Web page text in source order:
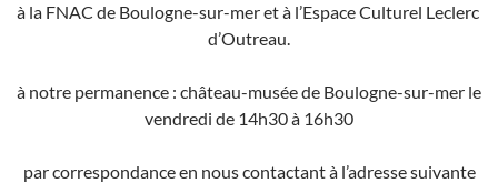
à la FNAC de Boulogne-sur-mer et à l’Espace Culturel Leclerc
d’Outreau.
à notre permanence : château-musée de Boulogne-sur-mer le
vendredi de 14h30 à 16h30
par correspondance en nous contactant à l’adresse suivante